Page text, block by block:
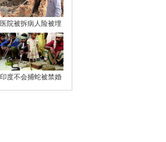
医院被拆病人险被埋
印度不会捕蛇被禁婚